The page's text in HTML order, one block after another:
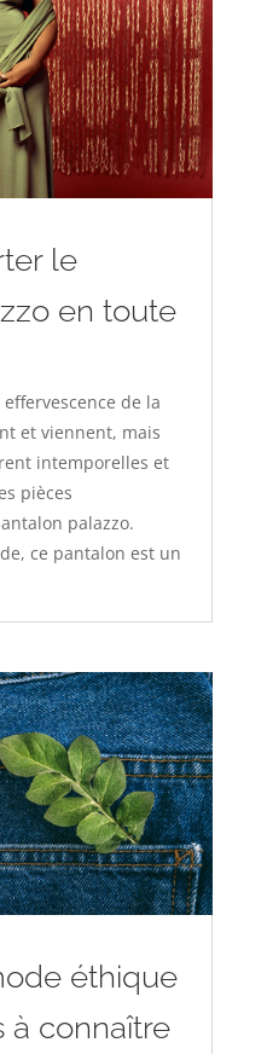
le
en toute
de la
et viennent, mais
intemporelles et
pièces
palazzo.
ce pantalon est un
éthique
à connaître